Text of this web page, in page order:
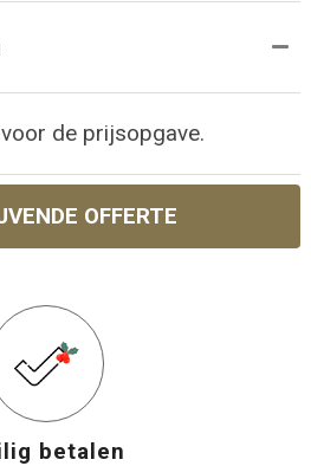
de prijsopgave.
OFFERTE
betalen